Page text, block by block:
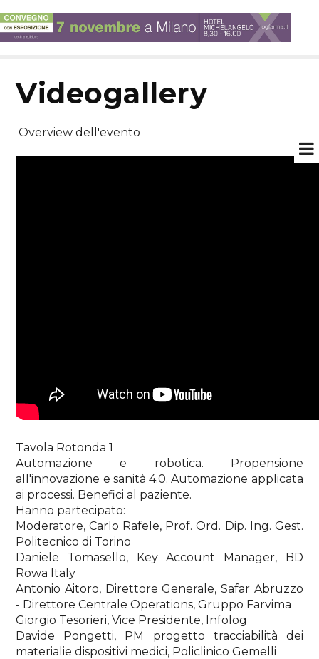
videogallery
Overview dell'evento
Tavola Rotonda 1
Automazione e robotica. Propensione
all'innovazione e sanità 4.0. Automazione applicata
ai processi. Benefici al paziente.
Hanno partecipato:
Moderatore, Carlo Rafele, Prof. Ord. Dip. Ing. Gest.
Politecnico di Torino
Daniele Tomasello, Key Account Manager, BD
Rowa Italy
Antonio Aitoro, Direttore Generale, Safar Abruzzo
- Direttore Centrale Operations, Gruppo Farvima
Giorgio Tesorieri, Vice Presidente, Infolog
Davide Pongetti, PM progetto tracciabilità dei
materialie dispositivi medici, Policlinico Gemelli